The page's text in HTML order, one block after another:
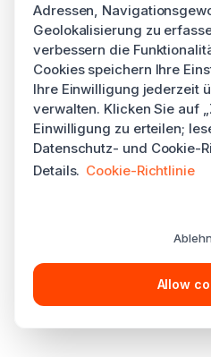
Adressen,
Geolokalisierung zu
verbessern die
Cookies speichern Ihre
Ihre Einwilligung jederzeit
verwalten. Klicken Sie auf
Einwilligung zu erteilen;
Datenschutz- und Cookie-
Details. Cookie-Richtlinie
Allow